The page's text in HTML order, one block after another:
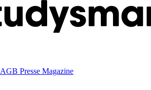
AGB Presse Magazine